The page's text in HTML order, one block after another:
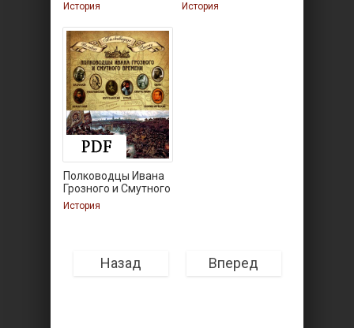
История История
Полководцы Ивана
Грозного и Смутного
История
Назад Вперед